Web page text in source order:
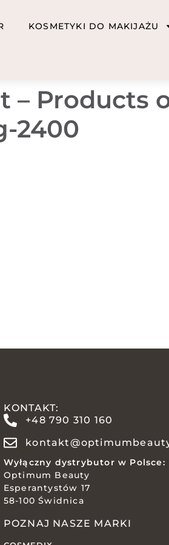
KOSMETYKI DO MAKIJAŻU
– Products
2400
KONTAKT:
+48 790 310 160
Wyłączny dystrybutor w Polsce:
Optimum Beauty
Esperantystów 17
58-100 Świdnica
POZNAJ NASZE MARKI